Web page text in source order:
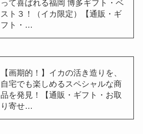
って喜ばれる福岡 博多ギフト・ベ
スト３！（イカ限定）【通販・ギ
フト・…
【画期的！】イカの活き造りを、
自宅でも楽しめるスペシャルな商
品を発見！【通販・ギフト・お取
り寄せ…